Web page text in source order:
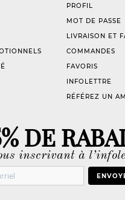
PROFIL
MOT DE PASSE
LIVRAISON ET
COMMANDES
FAVORIS
INFOLETTRE
RÉFÉREZ UN
DE
inscrivant à